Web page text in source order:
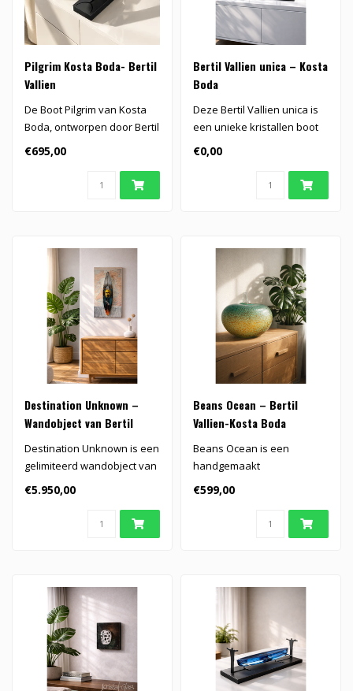
Pilgrim Kosta Boda- Bertil
Vallien
De Boot Pilgrim van Kosta
Boda, ontworpen door Bertil
Vallien, toont een ingeslo..
€695,00
Bertil Vallien unica – Kosta
Boda
Deze Bertil Vallien unica is
een unieke kristallen boot
in metalen frame, met sy..
€0,00
Destination Unknown –
Wandobject van Bertil
Vallien | Kosta Boda
Destination Unknown is een
gelimiteerd wandobject van
Bertil Vallien voor Kosta ..
€5.950,00
Beans Ocean – Bertil
Vallien-Kosta Boda
Beans Ocean is een
handgemaakt
glaskunstobject van Bertil
Vallien uit de Kosta B..
€599,00